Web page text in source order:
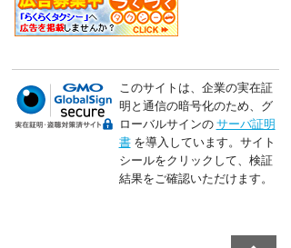
このサイトは、企業の実在証
明と通信の暗号化のため、グ
ローバルサインの サーバ証明
書を導入しています。サイト
シールをクリックして、検証
結果をご確認いただけます。